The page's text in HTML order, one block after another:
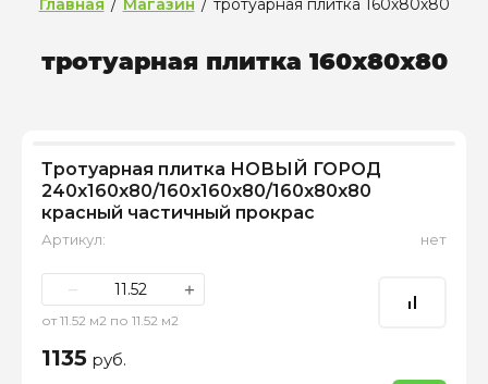
Главная / Магазин / тротуарная плитка 160х80х80
тротуарная плитка 160х80х80
Тротуарная плитка НОВЫЙ ГОРОД
240х160х80/160х160х80/160х80х80
красный частичный прокрас
Артикул: нет
− +
от 11.52 м2 по 11.52 м2
1135 руб.